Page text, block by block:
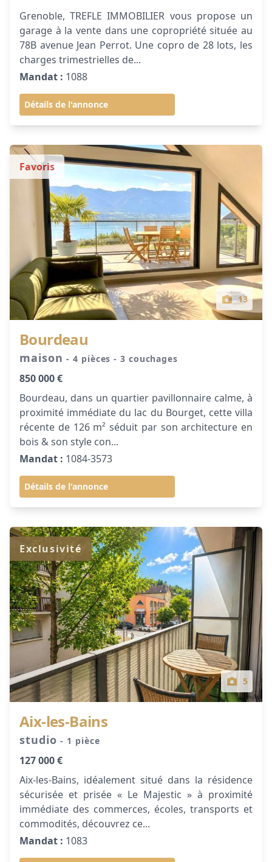
Grenoble, TREFLE IMMOBILIER vous propose un
garage à la vente dans une copropriété située au
78B avenue Jean Perrot. Une copro de 28 lots, les
charges trimestrielles de...
Mandat : 1088
Détails de l'annonce
13
Favoris
Bourdeau
maison- 4 pièces- 3 couchages
850 000 €
Bourdeau, dans un quartier pavillonnaire calme, à
proximité immédiate du lac du Bourget, cette villa
récente de 126 m² séduit par son architecture en
bois & son style con...
Mandat : 1084-3573
Détails de l'annonce
5
Exclusivité
Aix-les-Bains
studio- 1 pièce
127 000 €
Aix-les-Bains, idéalement situé dans la résidence
sécurisée et prisée « Le Majestic » à proximité
immédiate des commerces, écoles, transports et
commodités, découvrez ce...
Mandat : 1083